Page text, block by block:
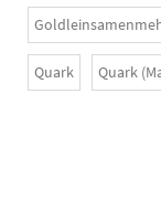
Quark Quark